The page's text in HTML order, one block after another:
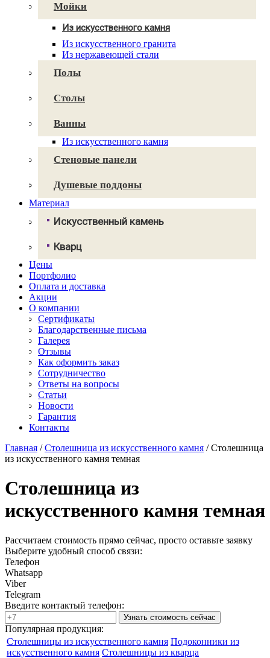
Avant Quartz
Мойки
Из искусственного камня
Для кухни
Для ванной
Из искусственного гранита
Из нержавеющей стали
Полы
Столы
Ванны
Из искусственного камня
Стеновые панели
Душевые поддоны
Материал
Искусственный камень
NeoMarm
Хай-макс
Старон
Ханекс
Акрилика
Кориан
Монтелли
Тристоун
Кварц
СмартКварц
Цезарьстоун
Викостон
Технистон
Камбрия
Плазастон
Цены
Портфолио
Оплата и доставка
Акции
О компании
Сертификаты
Благодарственные письма
Галерея
Отзывы
Как оформить заказ
Сотрудничество
Ответы на вопросы
Статьи
Новости
Гарантия
Контакты
Главная /Столешница из искусственного камня /Столешница
из искусственного камня темная
Столешница из
искусственного камня темная
Рассчитаем стоимость прямо сейчас, просто оставьте заявку
Выберите удобный способ связи:
Телефон
Whatsapp
Viber
Telegram
Введите контактый телефон:
Узнать стоимость сейчас
Популярная продукция:
Столешницы из искусственного камня Подоконники из
искусственного камня Столешницы из кварца